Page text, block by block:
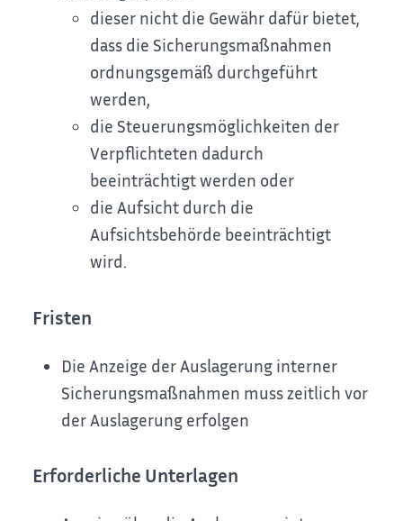
dieser nicht die Gewähr dafür bietet,
dass die Sicherungsmaßnahmen
ordnungsgemäß durchgeführt
werden,
die Steuerungsmöglichkeiten der
Verpflichteten dadurch
beeinträchtigt werden oder
die Aufsicht durch die
Aufsichtsbehörde beeinträchtigt
wird.
Fristen
Die Anzeige der Auslagerung interner
Sicherungsmaßnahmen muss zeitlich vor
der Auslagerung erfolgen
Erforderliche Unterlagen